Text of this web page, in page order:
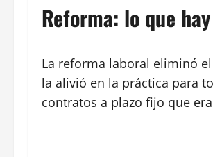
Reforma: lo que
La reforma laboral eliminó
la alivió en la práctica para
contratos a plazo fijo que